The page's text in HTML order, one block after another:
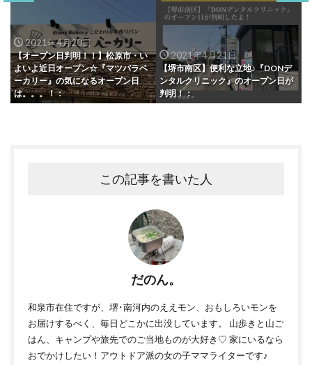
2021年4月20日
【オープン日判明！！】松原市・い
よいよ近日オープン☆『マツバラベ
ーカリー』の気になるオープン日
は。。。！：
2021年4月21日
【堺市南区】便利な立地♪『DONデ
ンタルクリニック』のオープン日が
判明！：
この記事を書いた人
だのん。
和泉市在住ですが、堺･南河内のええモン、おもしろいモンを
お届けするべく、毎日どこかに出没しています。 山歩きと山ご
はん、キャンプや旅先でのご当地ものが大好き♡ 家にいるなら
おでかけしたい！アウトドア派の女の子ママライターです♪